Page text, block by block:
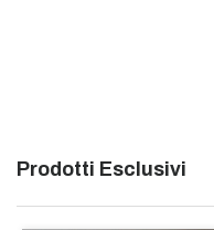
Prodotti Esclusivi